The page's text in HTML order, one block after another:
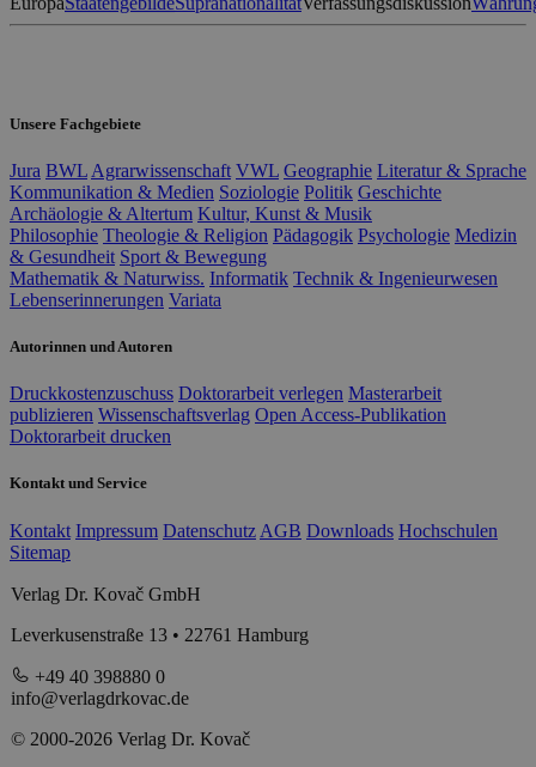
Unsere Fachgebiete
Jura BWL Agrarwissenschaft VWL Geographie Literatur & Sprache
Kommunikation & Medien Soziologie Politik Geschichte
Archäologie & Altertum Kultur, Kunst & Musik
Philosophie Theologie & Religion Pädagogik Psychologie Medizin
& Gesundheit Sport & Bewegung
Mathematik & Naturwiss. Informatik Technik & Ingenieurwesen
Lebenserinnerungen Variata
Autorinnen und Autoren
Druckkostenzuschuss Doktorarbeit verlegen Masterarbeit
publizieren Wissenschaftsverlag Open Access-Publikation
Doktorarbeit drucken
Kontakt und Service
Kontakt Impressum Datenschutz AGB Downloads Hochschulen
Sitemap
Verlag Dr. Kovač GmbH
Leverkusenstraße 13 • 22761 Hamburg
+49 40 398880 0
info@verlagdrkovac.de
© 2000-2026 Verlag Dr. Kovač